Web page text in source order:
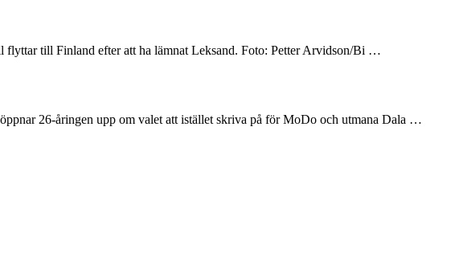
flyttar till Finland efter att ha lämnat Leksand. Foto: Petter Arvidson/Bi …
26-åringen upp om valet att istället skriva på för MoDo och utmana Dala …